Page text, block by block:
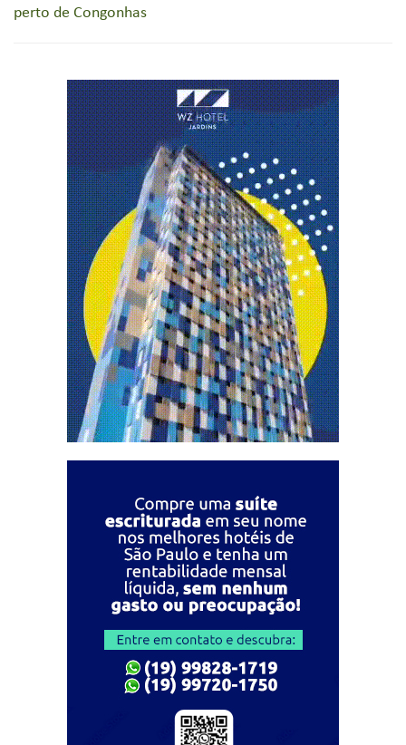
perto de Congonhas